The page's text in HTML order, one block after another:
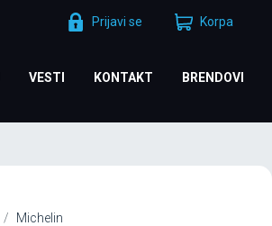
Prijavi se Korpa
VESTI KONTAKT BRENDOVI
Michelin